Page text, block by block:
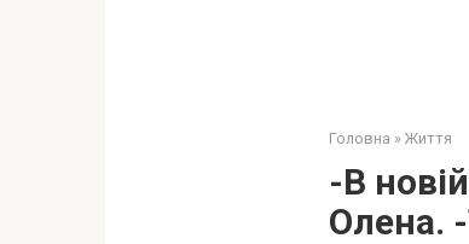
Головна » Життя
-В
Олена.